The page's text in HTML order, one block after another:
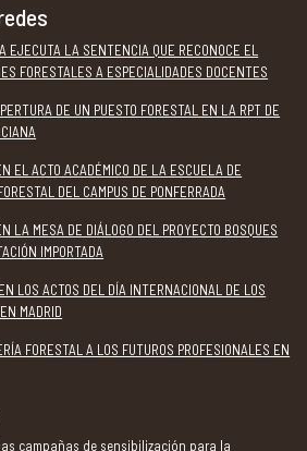
EJECUTA LA SENTENCIA QUE RECONOCE EL
FORESTALES A ESPECIALIDADES DOCENTES
DE UN PUESTO FORESTAL EN LA RPT DE
EL ACTO ACADÉMICO DE LA ESCUELA DE
DEL CAMPUS DE PONFERRADA
LA MESA DE DIÁLOGO DEL PROYECTO BOSQUES
IMPORTADA
LOS ACTOS DEL DÍA INTERNACIONAL DE LOS
MADRID
FORESTAL A LOS FUTUROS PROFESIONALES EN
campañas de sensibilización para la